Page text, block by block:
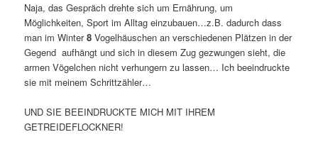
Naja, das Gespräch drehte sich um Ernährung, um
Möglichkeiten, Sport im Alltag einzubauen…z.B. dadurch dass
man im Winter8 Vogelhäuschen an verschiedenen Plätzen in der
Gegend aufhängt und sich in diesem Zug gezwungen sieht, die
armen Vögelchen nicht verhungern zu lassen… Ich beeindruckte
sie mit meinem Schrittzähler…
UND SIE BEEINDRUCKTE MICH MIT IHREM
GETREIDEFLOCKNER!